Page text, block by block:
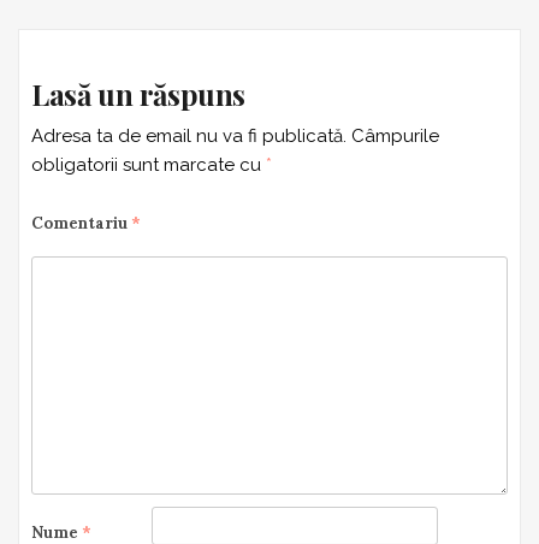
Lasă un răspuns
Adresa ta de email nu va fi publicată. Câmpurile
obligatorii sunt marcate cu *
Comentariu *
Nume *